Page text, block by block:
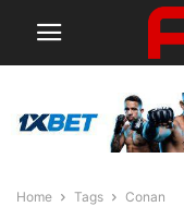
Home Tags Conan